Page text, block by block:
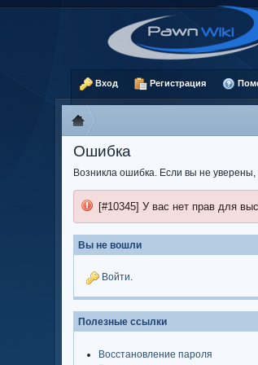
Вход Регистрация
Ошибка
Возникла ошибка. Если вы не
[#10345] У вас нет прав для
Вы не вошли
Войти.
Полезные ссылки
Восстановление пароля